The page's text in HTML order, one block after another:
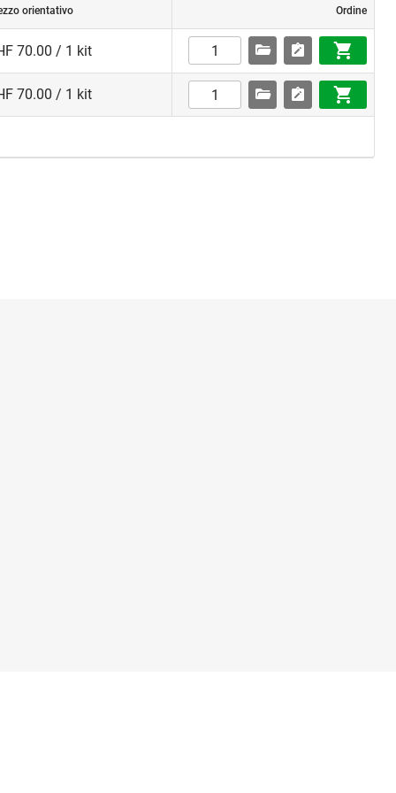
orientativo Ordine
70.00 / 1 kit
70.00 / 1 kit